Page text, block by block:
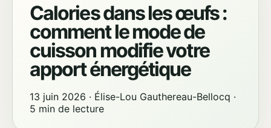
Calories dans les œufs :
comment le mode de
cuisson modifie votre
apport énergétique
13 juin 2026 · Élise-Lou Gauthereau-Bellocq ·
5 min de lecture